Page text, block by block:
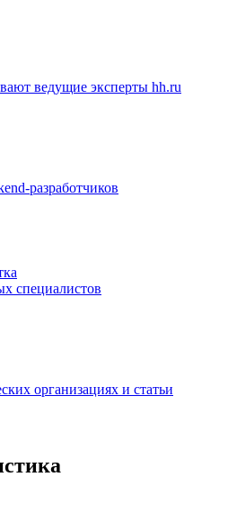
ведущие эксперты hh.ru
разработчиков
специалистов
организациях и статьи